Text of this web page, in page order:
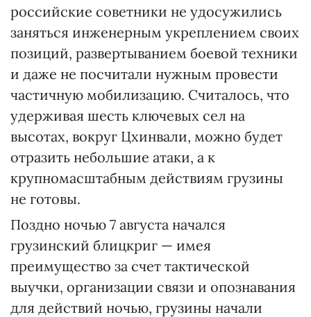
российские советники не удосужились
заняться инженерным укреплением своих
позиций, развертыванием боевой техники
и даже не посчитали нужным провести
частичную мобилизацию. Считалось, что
удерживая шесть ключевых сел на
высотах, вокруг Цхинвали, можно будет
отразить небольшие атаки, а к
крупномасштабным действиям грузины
не готовы.
Поздно ночью 7 августа начался
грузинский блицкриг — имея
преимущество за счет тактической
выучки, организации связи и опознавания
для действий ночью, грузины начали